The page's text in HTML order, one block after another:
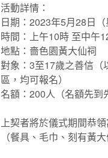
活動詳情：
日期：2023年5月28日（
時間：上午10時 至中午
地點：嗇色園黃大仙祠
對象：3至17歲之善信（
區，均可報名）
名額：200人（名額先到
上契者將於儀式期間恭
（餐具、毛巾、刻有黃